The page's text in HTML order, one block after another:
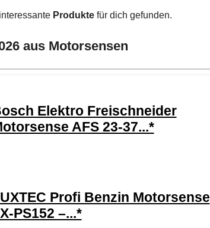
Produkte für dich gefunden.
aus Motorsensen
Elektro Freischneider
AFS 23-37...*
Profi Benzin Motorsense
PS152 –...*